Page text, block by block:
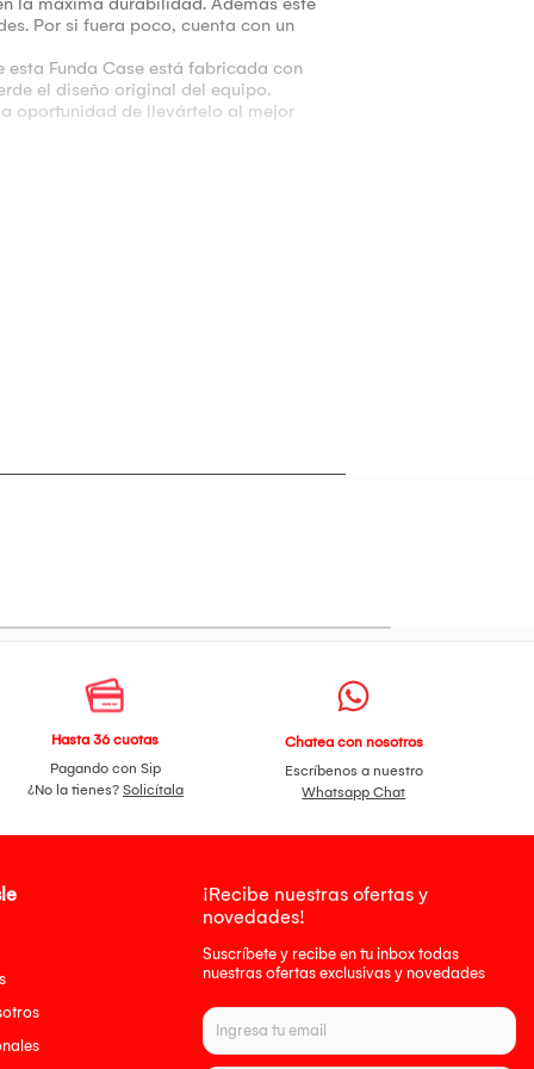
Por si fuera poco, cuenta con un
esta Funda Case está fabricada con
el diseño original del equipo.
oportunidad de llevártelo al mejor
Hasta 36 cuotas
Pagando con Sip
¿No la tienes? Solicítala
Chatea con nosotros
Escríbenos a nuestro
Whatsapp Chat
¡Recibe nuestras ofertas y
novedades!
Suscríbete y recibe en tu inbox todas
nuestras ofertas exclusivas y novedades